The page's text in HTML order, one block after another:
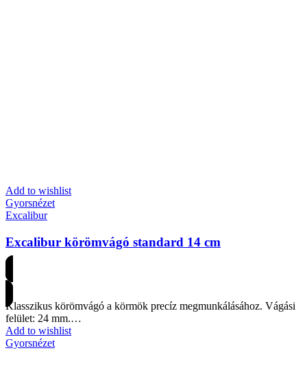
Add to wishlist
Gyorsnézet
Excalibur
Excalibur körömvágó standard 14 cm
Klasszikus körömvágó a körmök precíz megmunkálásához. Vágási
felület: 24 mm.…
Add to wishlist
Gyorsnézet